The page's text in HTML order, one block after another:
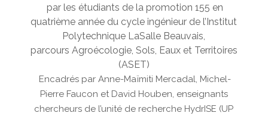
par les étudiants de la promotion 155 en
quatrième année du cycle ingénieur de l’Institut
Polytechnique LaSalle Beauvais,
parcours Agroécologie, Sols, Eaux et Territoires
(ASET)
Encadrés par Anne-Maïmiti Mercadal, Michel-
Pierre Faucon et David Houben, enseignants
chercheurs de l’unité de recherche HydrISE (UP